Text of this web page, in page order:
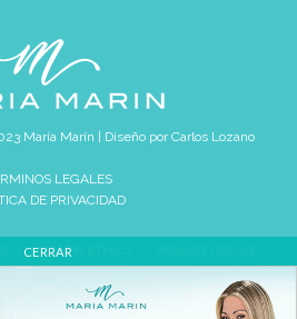
María Marín | Diseño porCarlos Lozano
LEGALES
DE PRIVACIDAD
REVIEW ETHICS
CERRAR